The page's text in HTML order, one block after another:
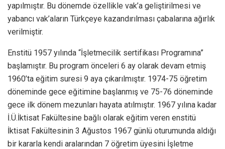
yapılmıştır. Bu dönemde özellikle vak’a geliştirilmesi ve
yabancı vak’aların Türkçeye kazandırılması çabalarına ağırlık
verilmiştir.
Enstitü 1957 yılında “İşletmecilik sertifikası Programına”
başlamıştır. Bu program önceleri 6 ay olarak devam etmiş
1960’ta eğitim suresi 9 aya çıkarılmıştır. 1974-75 öğretim
döneminde gece eğitimine başlanmış ve 75-76 döneminde
gece ilk dönem mezunları hayata atılmıştır. 1967 yılına kadar
İ.Ü.İktisat Fakültesine bağlı olarak eğitim veren enstitü
İktisat Fakültesinin 3 Ağustos 1967 günlü oturumunda aldığı
bir kararla kendi aralarından 7 öğretim üyesini İşletme